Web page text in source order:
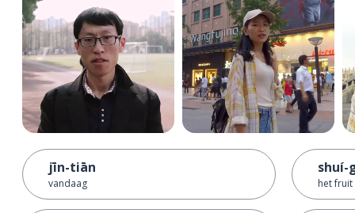
jīn-tiān
vandaag
shuí-
het fruit